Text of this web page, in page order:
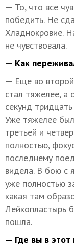
— То, что все
победить. Не
Хладнокровие.
не чувствовала.
— Как
— Еще во второй
стал тяжелее, а
секунд
Уже тяжелее
третьей и
полностью,
последнему
видела. В бою с
уже полностью
какая там
Лейкопластырь
пошла.
— Где вы в